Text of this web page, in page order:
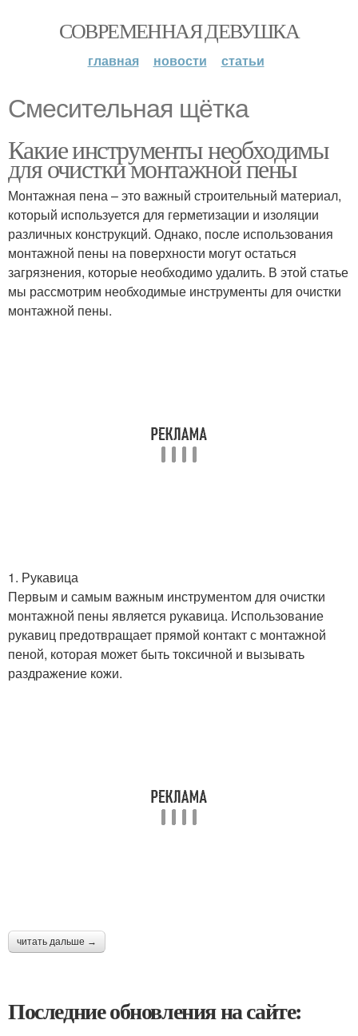
СОВРЕМЕННАЯ ДЕВУШКА
главная новости статьи
Смесительная щётка
Какие инструменты необходимы
для очистки монтажной пены
Монтажная пена – это важный строительный материал,
который используется для герметизации и изоляции
различных конструкций. Однако, после использования
монтажной пены на поверхности могут остаться
загрязнения, которые необходимо удалить. В этой статье
мы рассмотрим необходимые инструменты для очистки
монтажной пены.
1. Рукавица
Первым и самым важным инструментом для очистки
монтажной пены является рукавица. Использование
рукавиц предотвращает прямой контакт с монтажной
пеной, которая может быть токсичной и вызывать
раздражение кожи.
читать дальше →
Последние обновления на сайте: